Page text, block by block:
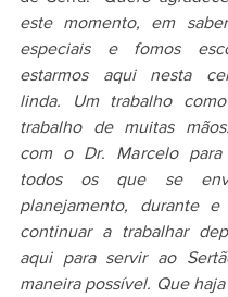
este momento, em
especiais e fomos
estarmos aqui nesta
linda. Um trabalho
trabalho de muitas
com o Dr. Marcelo para
todos os que se
planejamento, durante
continuar a trabalhar
aqui para servir ao
maneira possível. Que